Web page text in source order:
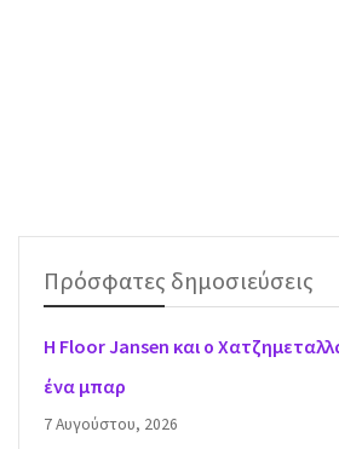
Πρόσφατες δημοσιεύσεις
H Floor Jansen και ο
ένα μπαρ
7 Αυγούστου, 2026